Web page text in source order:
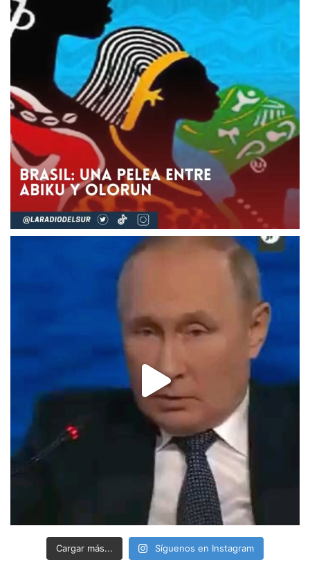
Cargar más... Síguenos en Instagram